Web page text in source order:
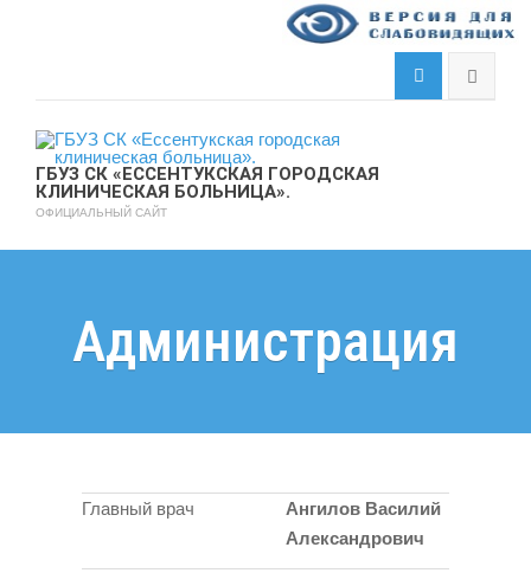
ГБУЗ СК «ЕССЕНТУКСКАЯ ГОРОДСКАЯ
КЛИНИЧЕСКАЯ БОЛЬНИЦА».
ОФИЦИАЛЬНЫЙ САЙТ
Администрация
Главный врач
Ангилов Василий
Александрович